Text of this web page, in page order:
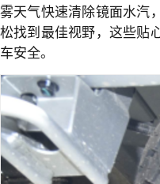
雾天气快速清除镜面水汽
松找到最佳视野，这些贴
车安全。